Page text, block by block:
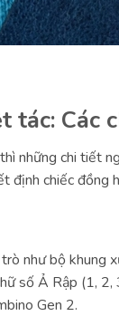
tác: Các
những chi tiết
định chiếc
như bộ khung
số Ả Rập (1,
Gen 2.